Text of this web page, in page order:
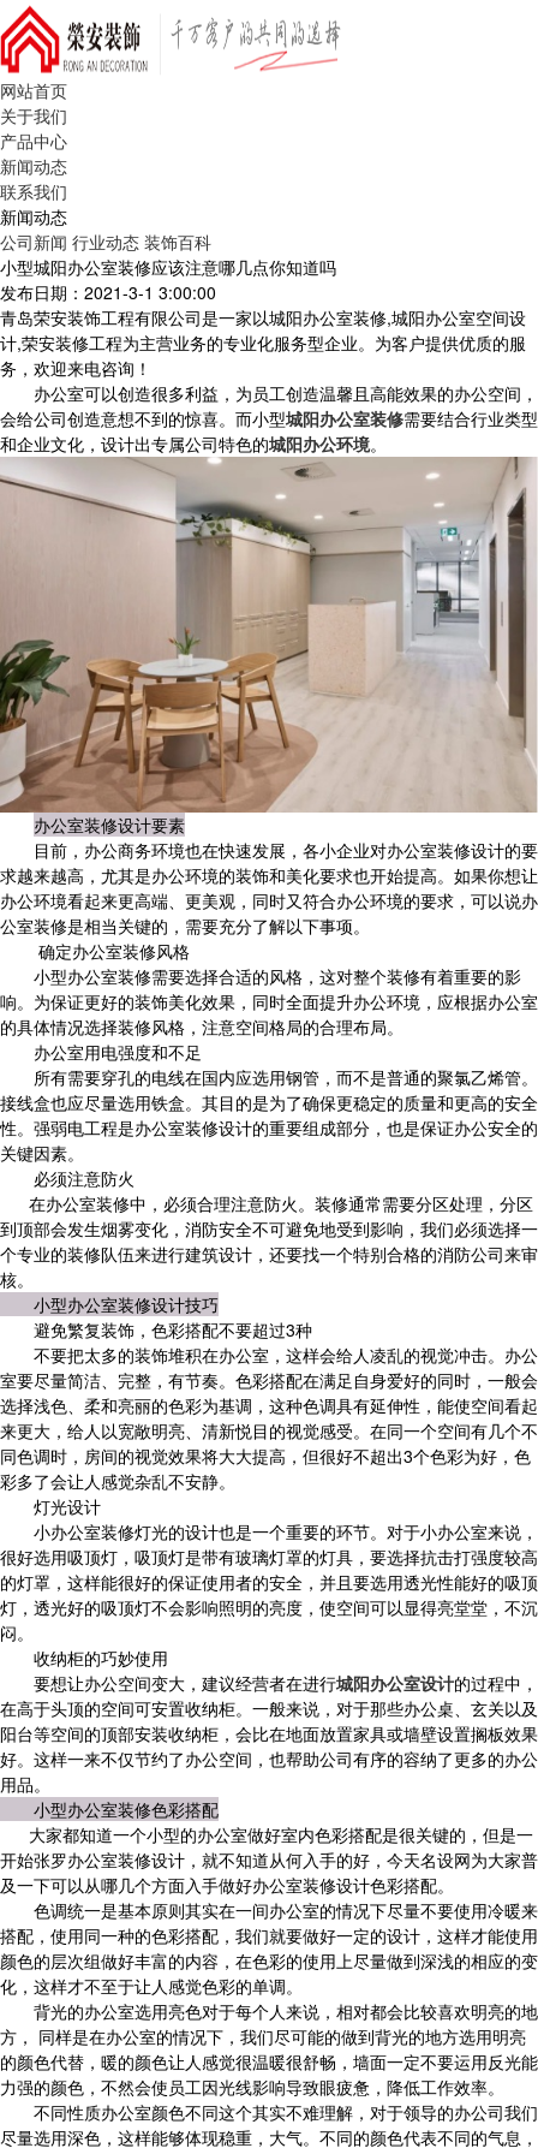
网站首页
关于我们
产品中心
新闻动态
联系我们
新闻动态
公司新闻 行业动态 装饰百科
小型城阳办公室装修应该注意哪几点你知道吗
发布日期：2021-3-1 3:00:00
青岛荣安装饰工程有限公司是一家以城阳办公室装修,城阳办公室空间设
计,荣安装修工程为主营业务的专业化服务型企业。为客户提供优质的服
务，欢迎来电咨询！
办公室可以创造很多利益，为员工创造温馨且高能效果的办公空间，
会给公司创造意想不到的惊喜。而小型城阳办公室装修需要结合行业类型
和企业文化，设计出专属公司特色的城阳办公环境。
办公室装修设计要素
目前，办公商务环境也在快速发展，各小企业对办公室装修设计的要
求越来越高，尤其是办公环境的装饰和美化要求也开始提高。如果你想让
办公环境看起来更高端、更美观，同时又符合办公环境的要求，可以说办
公室装修是相当关键的，需要充分了解以下事项。
确定办公室装修风格
小型办公室装修需要选择合适的风格，这对整个装修有着重要的影
响。为保证更好的装饰美化效果，同时全面提升办公环境，应根据办公室
的具体情况选择装修风格，注意空间格局的合理布局。
办公室用电强度和不足
所有需要穿孔的电线在国内应选用钢管，而不是普通的聚氯乙烯管。
接线盒也应尽量选用铁盒。其目的是为了确保更稳定的质量和更高的安全
性。强弱电工程是办公室装修设计的重要组成部分，也是保证办公安全的
关键因素。
必须注意防火
在办公室装修中，必须合理注意防火。装修通常需要分区处理，分区
到顶部会发生烟雾变化，消防安全不可避免地受到影响，我们必须选择一
个专业的装修队伍来进行建筑设计，还要找一个特别合格的消防公司来审
核。
小型办公室装修设计技巧
避免繁复装饰，色彩搭配不要超过3种
不要把太多的装饰堆积在办公室，这样会给人凌乱的视觉冲击。办公
室要尽量简洁、完整，有节奏。色彩搭配在满足自身爱好的同时，一般会
选择浅色、柔和亮丽的色彩为基调，这种色调具有延伸性，能使空间看起
来更大，给人以宽敞明亮、清新悦目的视觉感受。在同一个空间有几个不
同色调时，房间的视觉效果将大大提高，但很好不超出3个色彩为好，色
彩多了会让人感觉杂乱不安静。
灯光设计
小办公室装修灯光的设计也是一个重要的环节。对于小办公室来说，
很好选用吸顶灯，吸顶灯是带有玻璃灯罩的灯具，要选择抗击打强度较高
的灯罩，这样能很好的保证使用者的安全，并且要选用透光性能好的吸顶
灯，透光好的吸顶灯不会影响照明的亮度，使空间可以显得亮堂堂，不沉
闷。
收纳柜的巧妙使用
要想让办公空间变大，建议经营者在进行城阳办公室设计的过程中，
在高于头顶的空间可安置收纳柜。一般来说，对于那些办公桌、玄关以及
阳台等空间的顶部安装收纳柜，会比在地面放置家具或墙壁设置搁板效果
好。这样一来不仅节约了办公空间，也帮助公司有序的容纳了更多的办公
用品。
小型办公室装修色彩搭配
大家都知道一个小型的办公室做好室内色彩搭配是很关键的，但是一
开始张罗办公室装修设计，就不知道从何入手的好，今天名设网为大家普
及一下可以从哪几个方面入手做好办公室装修设计色彩搭配。
色调统一是基本原则其实在一间办公室的情况下尽量不要使用冷暖来
搭配，使用同一种的色彩搭配，我们就要做好一定的设计，这样才能使用
颜色的层次组做好丰富的内容，在色彩的使用上尽量做到深浅的相应的变
化，这样才不至于让人感觉色彩的单调。
背光的办公室选用亮色对于每个人来说，相对都会比较喜欢明亮的地
方， 同样是在办公室的情况下，我们尽可能的做到背光的地方选用明亮
的颜色代替，暖的颜色让人感觉很温暖很舒畅，墙面一定不要运用反光能
力强的颜色，不然会使员工因光线影响导致眼疲惫，降低工作效率。
不同性质办公室颜色不同这个其实不难理解，对于领导的办公司我们
尽量选用深色，这样能够体现稳重，大气。不同的颜色代表不同的气息，